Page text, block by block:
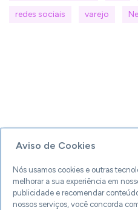
redes sociais varejo
Aviso de Cookies
Nós usamos cookies e outras
melhorar a sua experiência em
publicidade e recomendar
nossos serviços, você concorda